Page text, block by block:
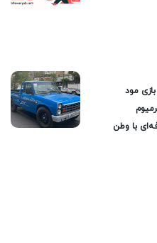
مود
با وطن